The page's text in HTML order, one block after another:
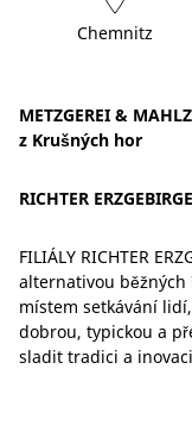
Chemnitz
METZGEREI &
z Krušných hor
RICHTER ERZGEBIRGE
FILIÁLY RICHTER
alternativou běžných
místem setkávání
dobrou, typickou a
sladit tradici a